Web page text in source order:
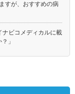
すが、おすすめの病
ナビコメディカルに載
」